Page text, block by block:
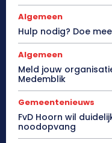
Algemeen
Hulp nodig? Doe
Algemeen
Meld jouw
Medemblik
Gemeentenieuws
FvD Hoorn wil
noodopvang